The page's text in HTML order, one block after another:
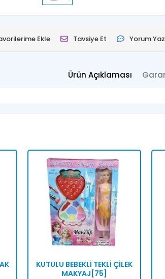
Ekle Tavsiye Et Yorum Yaz
Ürün Açıklaması
KUTULU BEBEKLİ TEKLİ ÇİLEK
MAKYAJ[75]